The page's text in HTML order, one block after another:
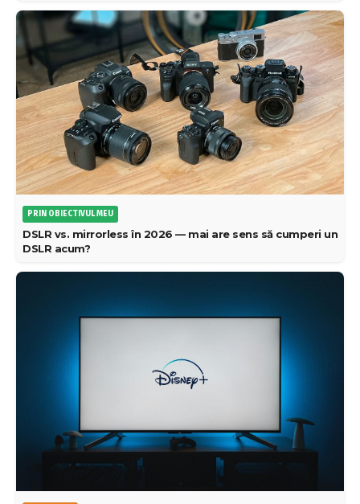
PRIN OBIECTIVUL MEU
DSLR vs. mirrorless în 2026 — mai are sens să cumperi un
DSLR acum?